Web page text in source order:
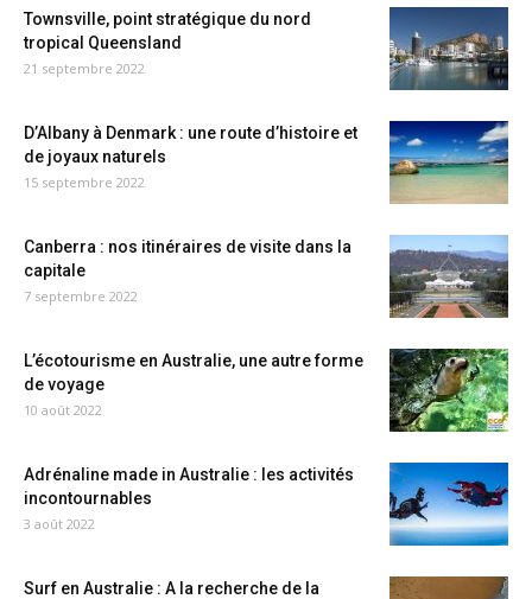
Townsville, point stratégique du nord
tropical Queensland
21 septembre 2022
D’Albany à Denmark : une route d’histoire et
de joyaux naturels
15 septembre 2022
Canberra : nos itinéraires de visite dans la
capitale
7 septembre 2022
L’écotourisme en Australie, une autre forme
de voyage
10 août 2022
Adrénaline made in Australie : les activités
incontournables
3 août 2022
Surf en Australie : A la recherche de la